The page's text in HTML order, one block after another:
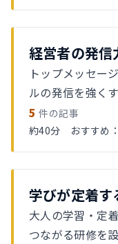
経営者の発信
トップメッセー
ルの発信を強くす
5 件の記事
約40分 おすすめ
学びが定着す
大人の学習・定
つながる研修を